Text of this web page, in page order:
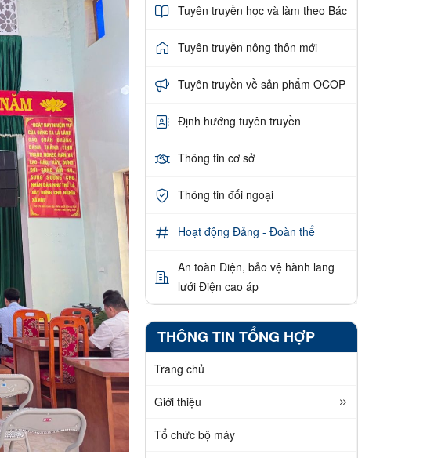
Tuyên truyền học và làm theo Bác
Tuyên truyền nông thôn mới
Tuyên truyền về sản phẩm OCOP
Định hướng tuyên truyền
Thông tin cơ sở
Thông tin đối ngoại
Hoạt động Đảng - Đoàn thể
An toàn Điện, bảo vệ hành lang
lưới Điện cao áp
THÔNG TIN TỔNG HỢP
Trang chủ
Giới thiệu
Tổ chức bộ máy